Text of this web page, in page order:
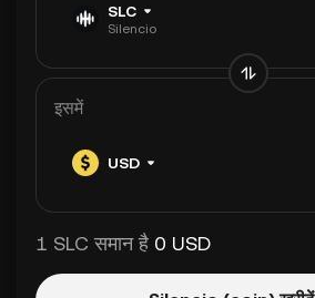
SLC
Silencio
इसमें
USD
1 SLC समान है 0 USD